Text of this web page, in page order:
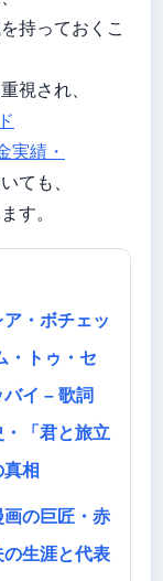
持っておくこ
視され、
実績・
ても、
す。
・ボチェッ
・トゥ・セ
イ – 歌詞
「君と旅立
真相
画の巨匠・赤
の生涯と代表